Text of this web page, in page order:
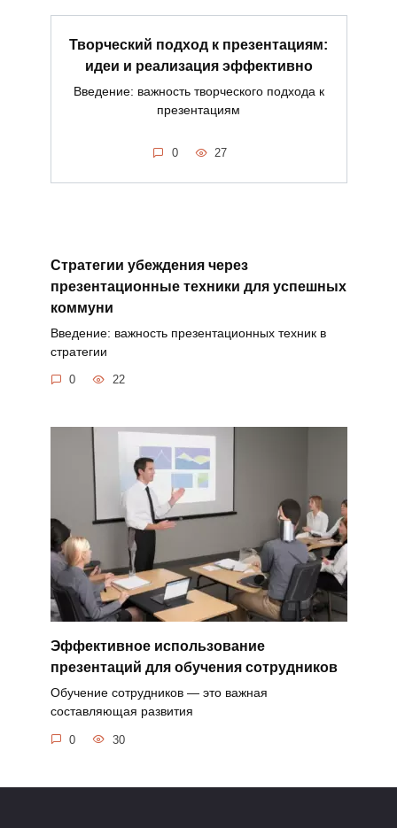
Творческий подход к презентациям:
идеи и реализация эффективно
Введение: важность творческого подхода к
презентациям
0 27
Стратегии убеждения через
презентационные техники для успешных
коммуни
Введение: важность презентационных техник в
стратегии
0 22
Эффективное использование
презентаций для обучения сотрудников
Обучение сотрудников — это важная
составляющая развития
0 30